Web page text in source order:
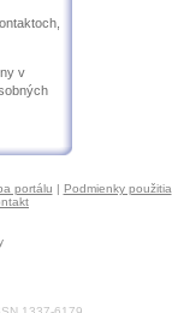
v
portálu | Podmienky použitia